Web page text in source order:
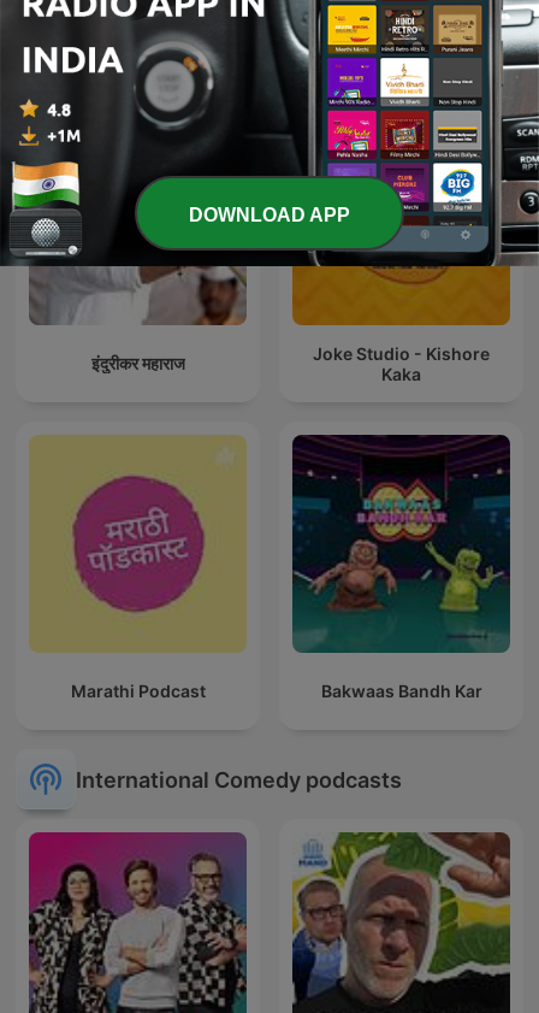
Mohabbat Radio El Show De Piolín
इंदुरीकर महाराज
Joke Studio - Kishore
Kaka
Marathi Podcast Bakwaas Bandh Kar
International Comedy podcasts
DOWNLOAD APP